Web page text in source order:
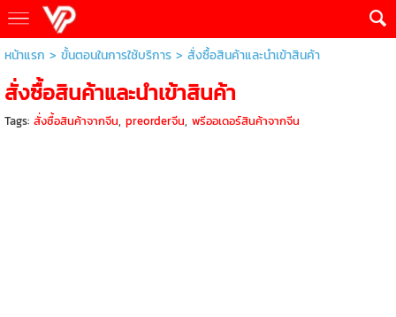
หน้าแรก > ขั้นตอนในการใช้บริการ> สั่งซื้อสินค้าและนำเข้าสินค้า
สั่งซื้อสินค้าและนำเข้าสินค้า
Tags: สั่งซื้อสินค้าจากจีน, preorderจีน, พรีออเดอร์สินค้าจากจีน